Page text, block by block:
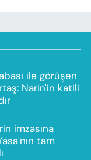
ile görüşen
Narin'in katili
imzasına
tam